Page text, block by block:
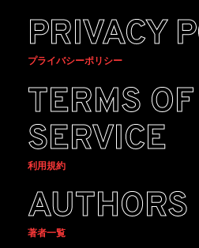
PRIVACY
プライバシーポリシー
TERMS OF
SERVICE
利用規約
AUTHORS
著者一覧